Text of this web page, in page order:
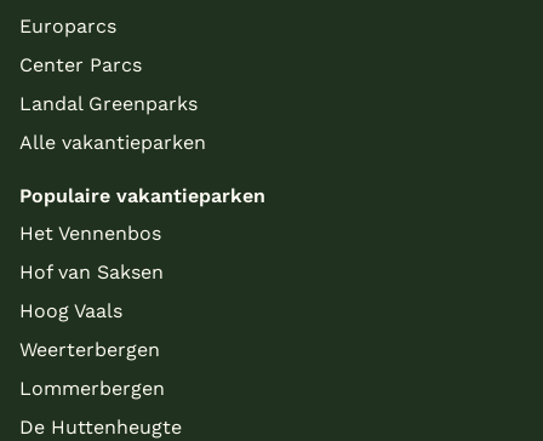
Europarcs
Center Parcs
Landal Greenparks
Alle vakantieparken
Populaire vakantieparken
Het Vennenbos
Hof van Saksen
Hoog Vaals
Weerterbergen
Lommerbergen
De Huttenheugte